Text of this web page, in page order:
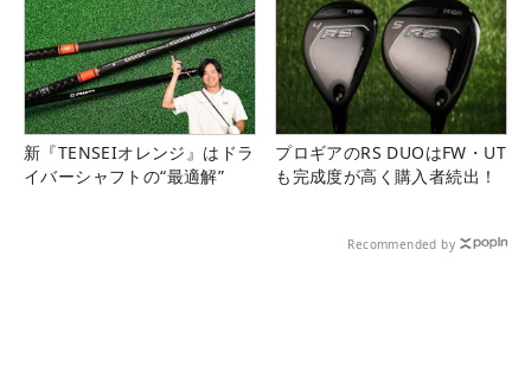
新『TENSEIオレンジ』はドラ
イバーシャフトの“最適解”
プロギアのRS DUOはFW・UT
も完成度が高く購入者続出！
Recommended by